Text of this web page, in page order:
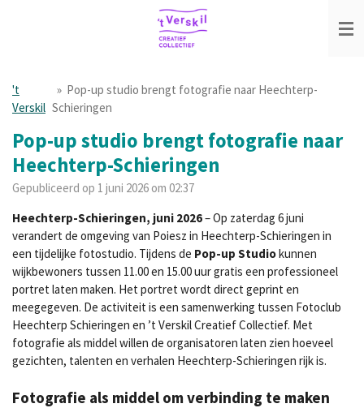
hoofdinhoud
't
Verskil
» Pop-up studio brengt fotografie naar Heechterp-
Schieringen
Pop-up studio brengt fotografie naar
Heechterp-Schieringen
Gepubliceerd op 1 juni 2026 om 02:37
Heechterp-Schieringen, juni 2026– Op zaterdag 6 juni
verandert de omgeving van Poiesz in Heechterp-Schieringen in
een tijdelijke fotostudio. Tijdens de Pop-up Studiokunnen
wijkbewoners tussen 11.00 en 15.00 uur gratis een professioneel
portret laten maken. Het portret wordt direct geprint en
meegegeven. De activiteit is een samenwerking tussen Fotoclub
Heechterp Schieringen en ’t Verskil Creatief Collectief. Met
fotografie als middel willen de organisatoren laten zien hoeveel
gezichten, talenten en verhalen Heechterp-Schieringen rijk is.
Fotografie als middel om verbinding te maken